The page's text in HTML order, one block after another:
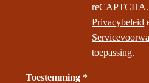
Privacybeleid
toepassing.
Toestemming *